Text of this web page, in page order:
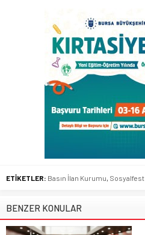
ETİKETLER: Basın İlan Kurumu Sosyalfest
BENZER KONULAR